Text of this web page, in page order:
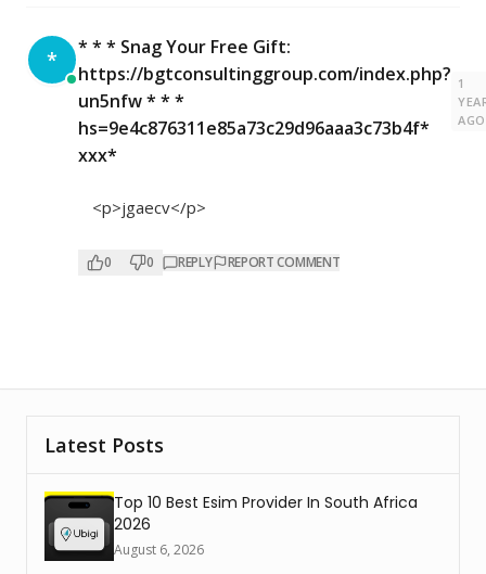
*
* * * Snag Your Free Gift:
https://bgtconsultinggroup.com/index.php?
un5nfw * * *
hs=9e4c876311e85a73c29d96aaa3c73b4f*
ххх*
1
AGO
<p>jgaecv</p>
0 0 REPLY REPORT COMMENT
Latest Posts
Top 10 Best Esim Provider In South Africa
2026
August 6, 2026